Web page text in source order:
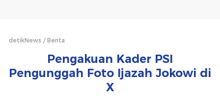
detikNews Berita
Pengakuan Kader PSI
Pengunggah Foto Ijazah Jokowi di
X